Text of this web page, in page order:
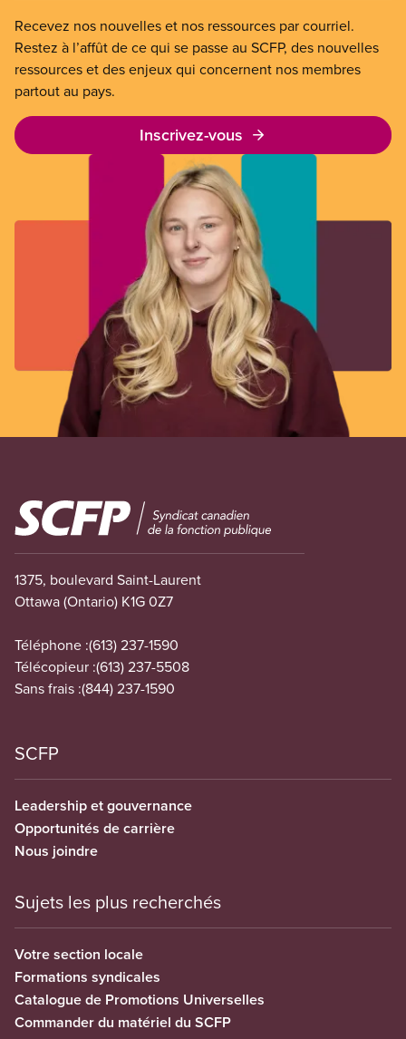
Recevez nos nouvelles et nos ressources par courriel.
Restez à l’affût de ce qui se passe au SCFP, des nouvelles
ressources et des enjeux qui concernent nos membres
partout au pays.
Inscrivez-vous
Image
1375, boulevard Saint-Laurent
Ottawa (Ontario) K1G 0Z7
Téléphone :(613) 237-1590
Télécopieur :(613) 237-5508
Sans frais :(844) 237-1590
SCFP
Leadership et gouvernance
Opportunités de carrière
Nous joindre
Sujets les plus recherchés
Votre section locale
Formations syndicales
Catalogue de Promotions Universelles
Commander du matériel du SCFP